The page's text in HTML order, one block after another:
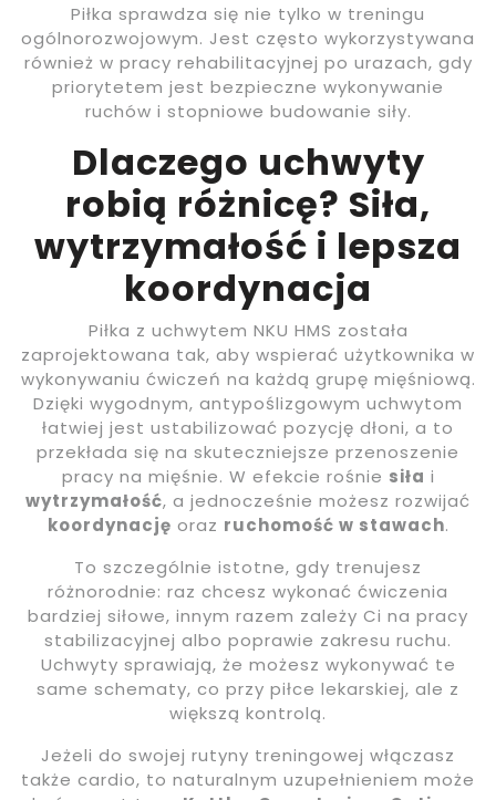
Piłka sprawdza się nie tylko w treningu
ogólnorozwojowym. Jest często wykorzystywana
również w pracy rehabilitacyjnej po urazach, gdy
priorytetem jest bezpieczne wykonywanie
ruchów i stopniowe budowanie siły.
Dlaczego uchwyty
robią różnicę? Siła,
wytrzymałość i lepsza
koordynacja
Piłka z uchwytem NKU HMS została
zaprojektowana tak, aby wspierać użytkownika w
wykonywaniu ćwiczeń na każdą grupę mięśniową.
Dzięki wygodnym, antypoślizgowym uchwytom
łatwiej jest ustabilizować pozycję dłoni, a to
przekłada się na skuteczniejsze przenoszenie
pracy na mięśnie. W efekcie rośnie siła i
wytrzymałość, a jednocześnie możesz rozwijać
koordynację oraz ruchomość w stawach.
To szczególnie istotne, gdy trenujesz
różnorodnie: raz chcesz wykonać ćwiczenia
bardziej siłowe, innym razem zależy Ci na pracy
stabilizacyjnej albo poprawie zakresu ruchu.
Uchwyty sprawiają, że możesz wykonywać te
same schematy, co przy piłce lekarskiej, ale z
większą kontrolą.
Jeżeli do swojej rutyny treningowej włączasz
także cardio, to naturalnym uzupełnieniem może